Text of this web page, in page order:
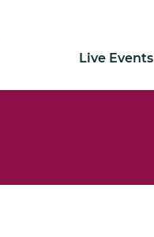
Live Events